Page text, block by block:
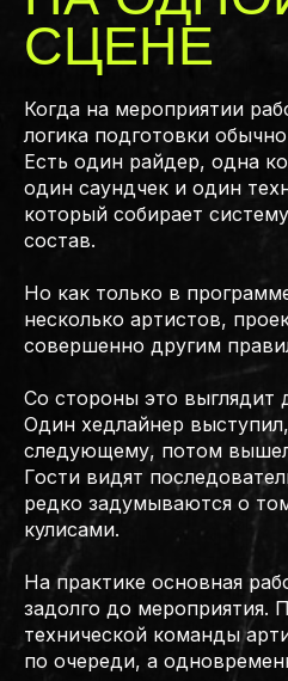
СЦЕНЕ
Когда на мероприятии
логика подготовки
Есть один райдер, одна
один саундчек и один
который собирает
состав.
Но как только в
несколько артистов,
совершенно другим
Со стороны это выглядит
Один хедлайнер
следующему, потом
Гости видят
редко задумываются о
кулисами.
На практике основная
задолго до мероприятия.
технической команды
по очереди, а